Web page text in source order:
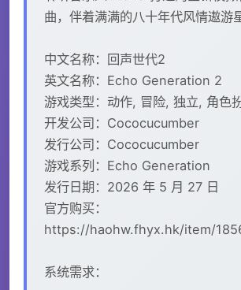
曲，伴着满满的八十年代风情遨游
中文名称：回声世代2
英文名称：Echo Generation 2
游戏类型：动作, 冒险, 独立, 角色
开发公司：Cococucumber
发行公司：Cococucumber
游戏系列：Echo Generation
发行日期：2026 年 5 月 27 日
官方购买：
https://haohw.fhyx.hk/item/
系统需求：